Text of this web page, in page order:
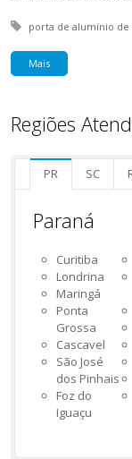
Tagged with:
porta de alumínio
Mais
Regiões
PR SC
Paraná
Curitiba
Londrina
Maringá
Ponta
Grossa
Cascavel
São José
dos Pinhais
Foz do
Iguaçu